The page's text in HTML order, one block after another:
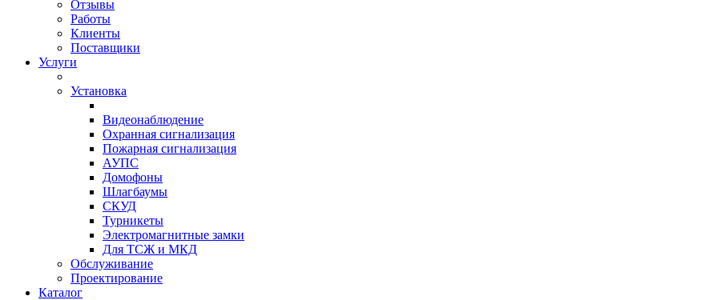
Отзывы
Работы
Клиенты
Поставщики
Услуги
Установка
Видеонаблюдение
Охранная сигнализация
Пожарная сигнализация
АУПС
Домофоны
Шлагбаумы
СКУД
Турникеты
Электромагнитные замки
Для ТСЖ и МКД
Обслуживание
Проектирование
Каталог